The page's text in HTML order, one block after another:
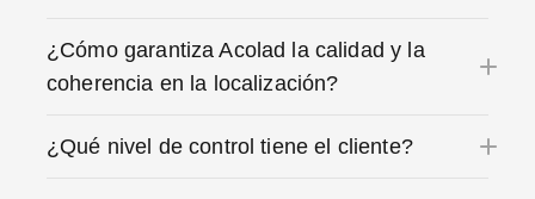
¿Cómo garantiza Acolad la calidad y la
coherencia en la localización?
¿Qué nivel de control tiene el cliente?